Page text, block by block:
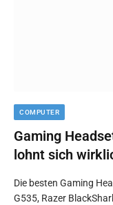
COMPUTER
Gaming
lohnt sich
Die besten Gaming
G535, Razer